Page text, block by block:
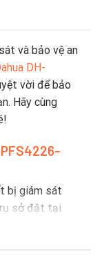
và bảo vệ an
DH-
vời để bảo
Hãy cùng
bị giám sát
sở đặt tại